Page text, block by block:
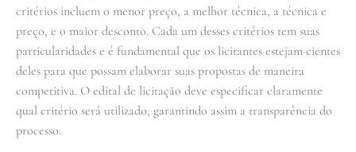
critérios incluem o menor preço, a melhor técnica, a técnica e
preço, e o maior desconto. Cada um desses critérios tem suas
particularidades e é fundamental que os licitantes estejam cientes
deles para que possam elaborar suas propostas de maneira
competitiva. O edital de licitação deve especificar claramente
qual critério será utilizado, garantindo assim a transparência do
processo.